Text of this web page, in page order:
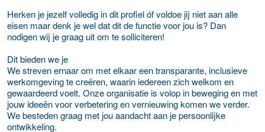
Herken je jezelf volledig in dit profiel óf voldoe jij niet aan alle
eisen maar denk je wel dat dit de functie voor jou is? Dan
nodigen wij je graag uit om te solliciteren!
Dit bieden we je
We streven ernaar om met elkaar een transparante, inclusieve
werkomgeving te creëren, waarin iedereen zich welkom en
gewaardeerd voelt. Onze organisatie is volop in beweging en met
jouw ideeën voor verbetering en vernieuwing komen we verder.
We besteden graag met jou aandacht aan je persoonlijke
ontwikkeling.